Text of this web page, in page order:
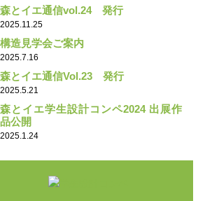
森とイエ通信vol.24 発行
2025.11.25
構造見学会ご案内
2025.7.16
森とイエ通信Vol.23 発行
2025.5.21
森とイエ学生設計コンペ2024 出展作
品公開
2025.1.24